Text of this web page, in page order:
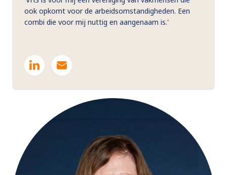
ook opkomt voor de arbeidsomstandigheden. Een
combi die voor mij nuttig en aangenaam is.'